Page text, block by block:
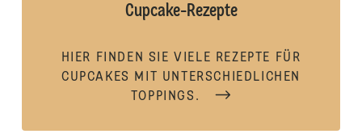
Cupcake-Rezepte
HIER FINDEN SIE VIELE REZEPTE FÜR
CUPCAKES MIT UNTERSCHIEDLICHEN
TOPPINGS.